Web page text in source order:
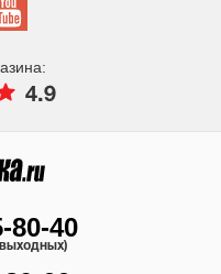
4.9
80-40